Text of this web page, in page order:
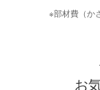
※部材費（か
お